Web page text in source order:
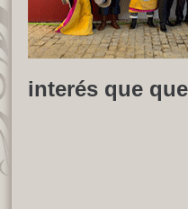
interés que